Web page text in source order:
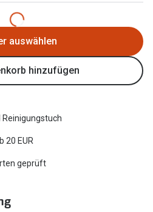
zweite Kinderbrille
Randlose
Farbe
auswählen
hinzufügen
Reinigungstuch
20 EUR
geprüft